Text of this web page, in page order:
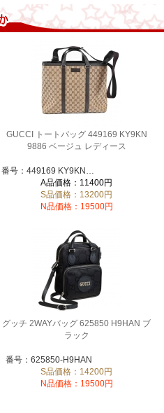
GUCCI トートバッグ 449169 KY9KN
9886 ベージュ レディース
番号：449169 KY9KN 9886
A品価格：11400円
S品価格：13200円
N品価格：19500円
グッチ 2WAYバッグ 625850 H9HAN ブ
ラック
番号：625850-H9HAN
S品価格：14200円
N品価格：19500円